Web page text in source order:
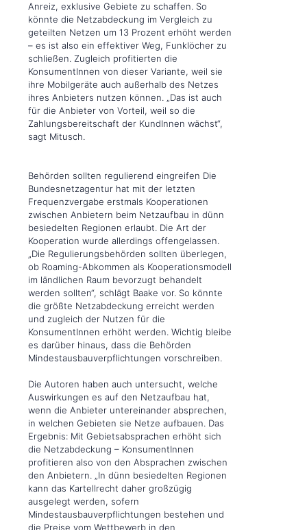
Anreiz, exklusive Gebiete zu schaffen. So
könnte die Netzabdeckung im Vergleich zu
geteilten Netzen um 13 Prozent erhöht werden
– es ist also ein effektiver Weg, Funklöcher zu
schließen. Zugleich profitierten die
KonsumentInnen von dieser Variante, weil sie
ihre Mobilgeräte auch außerhalb des Netzes
ihres Anbieters nutzen können. „Das ist auch
für die Anbieter von Vorteil, weil so die
Zahlungsbereitschaft der KundInnen wächst“,
sagt Mitusch.
Behörden sollten regulierend eingreifen Die
Bundesnetzagentur hat mit der letzten
Frequenzvergabe erstmals Kooperationen
zwischen Anbietern beim Netzaufbau in dünn
besiedelten Regionen erlaubt. Die Art der
Kooperation wurde allerdings offengelassen.
„Die Regulierungsbehörden sollten überlegen,
ob Roaming-Abkommen als Kooperationsmodell
im ländlichen Raum bevorzugt behandelt
werden sollten“, schlägt Baake vor. So könnte
die größte Netzabdeckung erreicht werden
und zugleich der Nutzen für die
KonsumentInnen erhöht werden. Wichtig bleibe
es darüber hinaus, dass die Behörden
Mindestausbauverpflichtungen vorschreiben.
Die Autoren haben auch untersucht, welche
Auswirkungen es auf den Netzaufbau hat,
wenn die Anbieter untereinander absprechen,
in welchen Gebieten sie Netze aufbauen. Das
Ergebnis: Mit Gebietsabsprachen erhöht sich
die Netzabdeckung – KonsumentInnen
profitieren also von den Absprachen zwischen
den Anbietern. „In dünn besiedelten Regionen
kann das Kartellrecht daher großzügig
ausgelegt werden, sofern
Mindestausbauverpflichtungen bestehen und
die Preise vom Wettbewerb in den